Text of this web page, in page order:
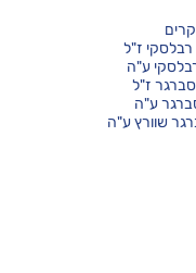
ז"ל
ע"ה
ז"ל
ע"ה
שוורץ ע"ה